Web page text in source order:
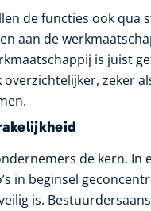
de functies ook qua
aan de
is juist
overzichtelijker, zeker
de kern.
in beginsel
is.